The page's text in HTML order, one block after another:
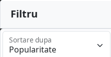
Filtru
Sortare dupa